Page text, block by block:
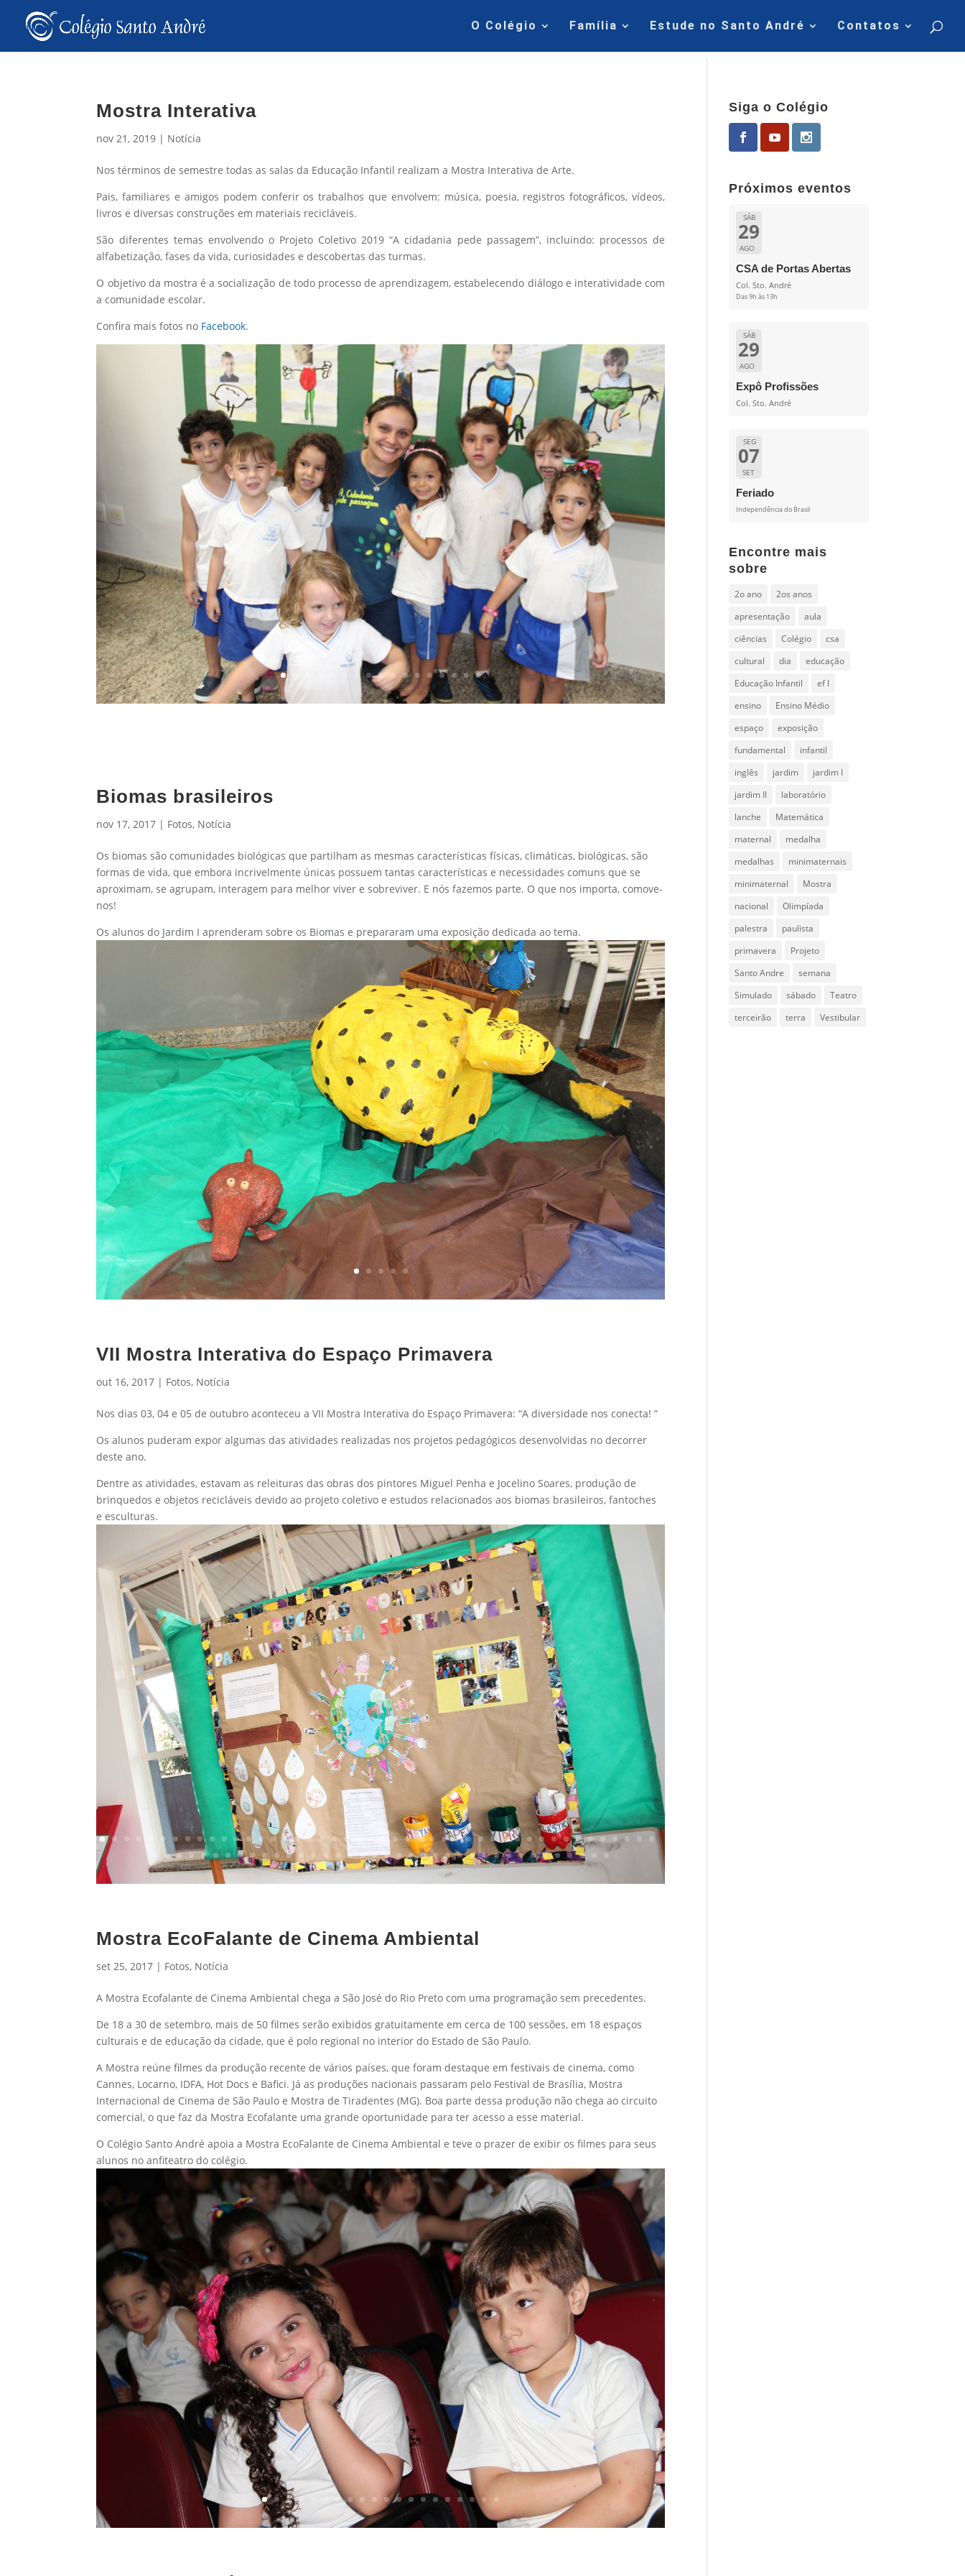
O Colégio Família Estude no Santo André Contatos
Mostra Interativa
nov 21, 2019 | Notícia
Nos términos de semestre todas as salas da Educação Infantil realizam a Mostra Interativa de Arte.
Pais, familiares e amigos podem conferir os trabalhos que envolvem: música, poesia, registros fotográficos, vídeos,
livros e diversas construções em materiais recicláveis.
São diferentes temas envolvendo o Projeto Coletivo 2019 “A cidadania pede passagem”, incluindo: processos de
alfabetização, fases da vida, curiosidades e descobertas das turmas.
O objetivo da mostra é a socialização de todo processo de aprendizagem, estabelecendo diálogo e interatividade com
a comunidade escolar.
Confira mais fotos no Facebook.
Biomas brasileiros
nov 17, 2017 | Fotos, Notícia
Os biomas são comunidades biológicas que partilham as mesmas características físicas, climáticas, biológicas, são
formas de vida, que embora incrivelmente únicas possuem tantas características e necessidades comuns que se
aproximam, se agrupam, interagem para melhor viver e sobreviver. E nós fazemos parte. O que nos importa, comove-
nos!
Os alunos do Jardim I aprenderam sobre os Biomas e prepararam uma exposição dedicada ao tema.
VII Mostra Interativa do Espaço Primavera
out 16, 2017 | Fotos, Notícia
Nos dias 03, 04 e 05 de outubro aconteceu a VII Mostra Interativa do Espaço Primavera: “A diversidade nos conecta! ”
Os alunos puderam expor algumas das atividades realizadas nos projetos pedagógicos desenvolvidas no decorrer
deste ano.
Dentre as atividades, estavam as releituras das obras dos pintores Miguel Penha e Jocelino Soares, produção de
brinquedos e objetos recicláveis devido ao projeto coletivo e estudos relacionados aos biomas brasileiros, fantoches
e esculturas.
Mostra EcoFalante de Cinema Ambiental
set 25, 2017 | Fotos, Notícia
A Mostra Ecofalante de Cinema Ambiental chega a São José do Rio Preto com uma programação sem precedentes.
De 18 a 30 de setembro, mais de 50 filmes serão exibidos gratuitamente em cerca de 100 sessões, em 18 espaços
culturais e de educação da cidade, que é polo regional no interior do Estado de São Paulo.
A Mostra reúne filmes da produção recente de vários países, que foram destaque em festivais de cinema, como
Cannes, Locarno, IDFA, Hot Docs e Bafici. Já as produções nacionais passaram pelo Festival de Brasília, Mostra
Internacional de Cinema de São Paulo e Mostra de Tiradentes (MG). Boa parte dessa produção não chega ao circuito
comercial, o que faz da Mostra Ecofalante uma grande oportunidade para ter acesso a esse material.
O Colégio Santo André apoia a Mostra EcoFalante de Cinema Ambiental e teve o prazer de exibir os filmes para seus
alunos no anfiteatro do colégio.
Siga o Colégio
Próximos eventos
SÁB
29
AGO
CSA de Portas Abertas
Col. Sto. André
Das 9h às 13h
SÁB
29
AGO
Expô Profissões
Col. Sto. André
SEG
07
SET
Feriado
Independência do Brasil
Encontre mais
sobre
2o ano
2os anos
apresentação
aula
ciências
Colégio
csa
cultural
dia
educação
Educação Infantil
ef I
ensino
Ensino Médio
espaço
exposição
fundamental
infantil
inglês
jardim
jardim I
jardim II
laboratório
lanche
Matemática
maternal
medalha
medalhas
minimaternais
minimaternal
Mostra
nacional
Olimpíada
palestra
paulista
primavera
Projeto
Santo Andre
semana
Simulado
sábado
Teatro
terceirão
terra Vestibular